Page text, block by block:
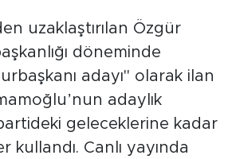
uzaklaştırılan Özgür
döneminde
adayı" olarak ilan
adaylık
geleceklerine kadar
kullandı. Canlı yayında